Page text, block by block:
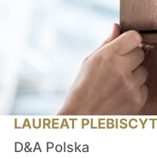
LAUREAT
D&A Polska